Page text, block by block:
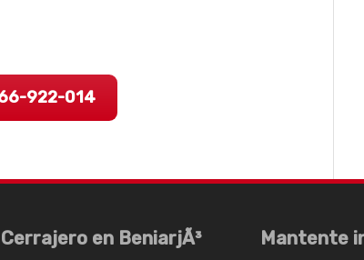
922-014
Cerrajero en BeniarjÃ³ Mantente